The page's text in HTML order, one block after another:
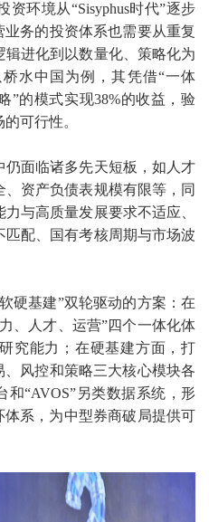
资环境从“Sisyphus时代”逐步
业务的投资体系也需要从重复
进化到以数量化、策略化为
水中国为例，其凭借“一体
”的模式实现38%的收益，验
可行性。
面临诸多先天短板，如人才
资产负债表规模有限等，同
力与高质量发展要求不适应、
配、国有考核周期与市场波
硬基建”双轮驱动的方案：在
、人才、运营”四个一体化体
究能力；在硬基建方面，打
、风控和策略三大核心模块各
和“AVOS”另类数据系统，形
体系，为中型券商破局提供可